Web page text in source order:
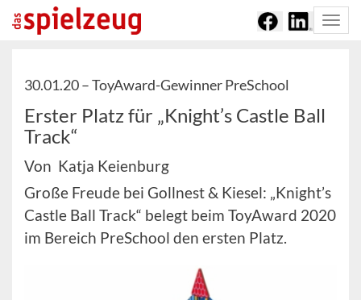
30.01.20 –ToyAward-Gewinner PreSchool
Erster Platz für „Knight’s Castle Ball
Track“
Von Katja Keienburg
Große Freude bei Gollnest & Kiesel: „Knight’s
Castle Ball Track“ belegt beim ToyAward 2020
im Bereich PreSchool den ersten Platz.